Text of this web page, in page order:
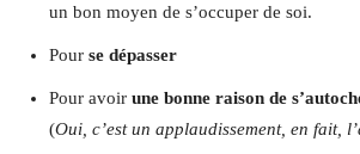
un bon moyen de s’occuper de soi.
Pour se dépasser
Pour avoir une bonne raison de
(Oui, c’est un applaudissement, en fait,